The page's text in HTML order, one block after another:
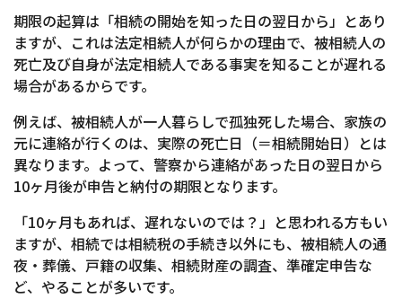
期限の起算は「相続の開始を知った日の翌日から」とあり
ますが、これは法定相続人が何らかの理由で、被相続人の
死亡及び自身が法定相続人である事実を知ることが遅れる
場合があるからです。
例えば、被相続人が一人暮らしで孤独死した場合、家族の
元に連絡が行くのは、実際の死亡日（＝相続開始日）とは
異なります。よって、警察から連絡があった日の翌日から
10ヶ月後が申告と納付の期限となります。
「10ヶ月もあれば、遅れないのでは？」と思われる方もい
ますが、相続では相続税の手続き以外にも、被相続人の通
夜・葬儀、戸籍の収集、相続財産の調査、準確定申告な
ど、やることが多いです。